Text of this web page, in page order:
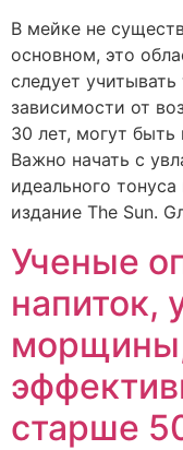
В мейке не
основном, это
следует
зависимости от
30 лет, могут
Важно начать с
идеального
издание The Sun.
Ученые
напиток,
старше